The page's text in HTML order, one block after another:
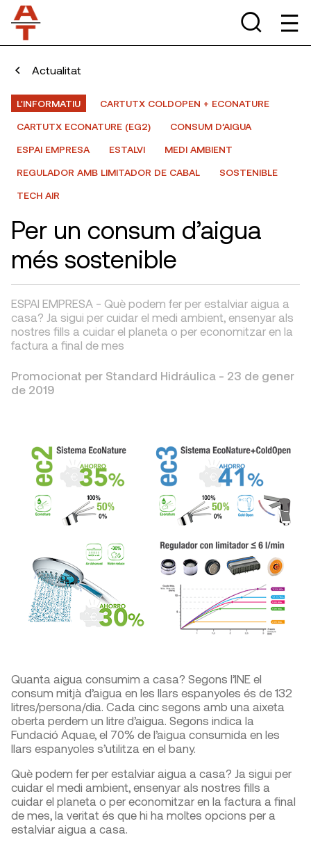
Actualitat
L'INFORMATIU
CARTUTX COLDOPEN + ECONATURE
CARTUTX ECONATURE (EG2)
CONSUM D’AIGUA
ESPAI EMPRESA
ESTALVI
MEDI AMBIENT
REGULADOR AMB LIMITADOR DE CABAL
SOSTENIBLE
TECH AIR
Per un consum d’aigua
més sostenible
ESPAI EMPRESA - Què podem fer per estalviar aigua a
casa? Ja sigui per cuidar el medi ambient, ensenyar als
nostres fills a cuidar el planeta o per economitzar en la
factura a final de mes
Promocionat per Standard Hidráulica - 23 de gener
de 2019
Quanta aigua consumim a casa? Segons l’INE el
consum mitjà d’aigua en les llars espanyoles és de 132
litres/persona/dia. Cada cinc segons amb una aixeta
oberta perdem un litre d’aigua. Segons indica la
Fundació Aquae, el 70% de l’aigua consumida en les
llars espanyoles s’utilitza en el bany.
Què podem fer per estalviar aigua a casa? Ja sigui per
cuidar el medi ambient, ensenyar als nostres fills a
cuidar el planeta o per economitzar en la factura a final
de mes, la veritat és que hi ha moltes opcions per a
estalviar aigua a casa.